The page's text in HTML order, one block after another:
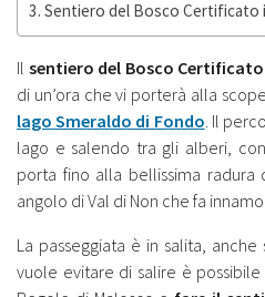
Sentiero del Bosco Certificato
Il sentiero del Bosco Certificato
di un’ora che vi porterà alla
lago Smeraldo di Fondo. Il
lago e salendo tra gli alberi,
porta fino alla bellissima radura
angolo di Val di Non che fa
La passeggiata è in salita,
vuole evitare di salire è